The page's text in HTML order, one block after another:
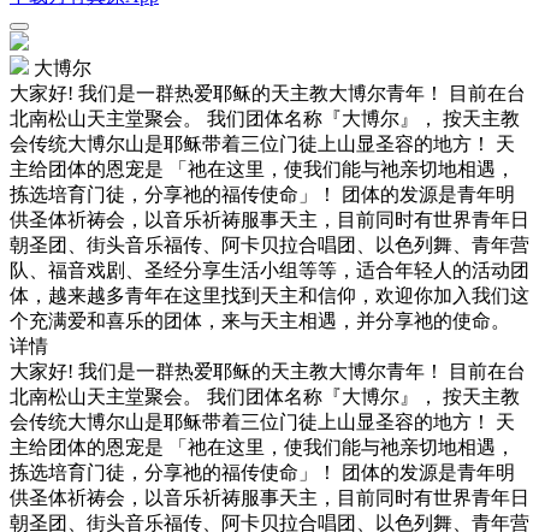
大博尔
大家好! 我们是一群热爱耶稣的天主教大博尔青年！ 目前在台
北南松山天主堂聚会。 我们团体名称『大博尔』， 按天主教
会传统大博尔山是耶稣带着三位门徒上山显圣容的地方！ 天
主给团体的恩宠是 「祂在这里，使我们能与祂亲切地相遇，
拣选培育门徒，分享祂的福传使命」！ 团体的发源是青年明
供圣体祈祷会，以音乐祈祷服事天主，目前同时有世界青年日
朝圣团、街头音乐福传、阿卡贝拉合唱团、以色列舞、青年营
队、福音戏剧、圣经分享生活小组等等，适合年轻人的活动团
体，越来越多青年在这里找到天主和信仰，欢迎你加入我们这
个充满爱和喜乐的团体，来与天主相遇，并分享祂的使命。
详情
大家好! 我们是一群热爱耶稣的天主教大博尔青年！ 目前在台
北南松山天主堂聚会。 我们团体名称『大博尔』， 按天主教
会传统大博尔山是耶稣带着三位门徒上山显圣容的地方！ 天
主给团体的恩宠是 「祂在这里，使我们能与祂亲切地相遇，
拣选培育门徒，分享祂的福传使命」！ 团体的发源是青年明
供圣体祈祷会，以音乐祈祷服事天主，目前同时有世界青年日
朝圣团、街头音乐福传、阿卡贝拉合唱团、以色列舞、青年营